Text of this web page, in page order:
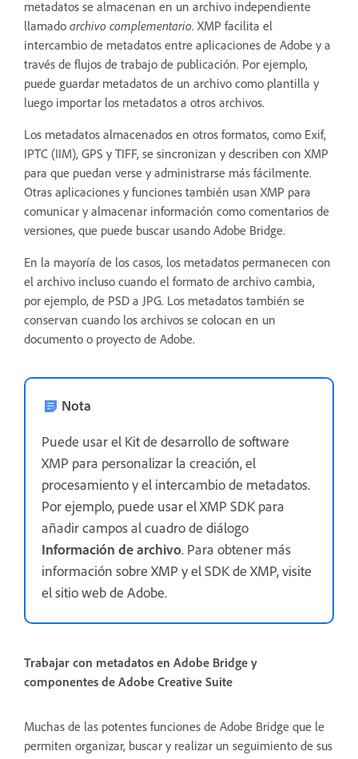
metadatos se almacenan en un archivo independiente
llamado archivo complementario. XMP facilita el
intercambio de metadatos entre aplicaciones de Adobe y a
través de flujos de trabajo de publicación. Por ejemplo,
puede guardar metadatos de un archivo como plantilla y
luego importar los metadatos a otros archivos.
Los metadatos almacenados en otros formatos, como Exif,
IPTC (IIM), GPS y TIFF, se sincronizan y describen con XMP
para que puedan verse y administrarse más fácilmente.
Otras aplicaciones y funciones también usan XMP para
comunicar y almacenar información como comentarios de
versiones, que puede buscar usando Adobe Bridge.
En la mayoría de los casos, los metadatos permanecen con
el archivo incluso cuando el formato de archivo cambia,
por ejemplo, de PSD a JPG. Los metadatos también se
conservan cuando los archivos se colocan en un
documento o proyecto de Adobe.
Nota
Puede usar el Kit de desarrollo de software
XMP para personalizar la creación, el
procesamiento y el intercambio de metadatos.
Por ejemplo, puede usar el XMP SDK para
añadir campos al cuadro de diálogo
Información de archivo. Para obtener más
información sobre XMP y el SDK de XMP, visite
el sitio web de Adobe.
Trabajar con metadatos en Adobe Bridge y
componentes de Adobe Creative Suite
Muchas de las potentes funciones de Adobe Bridge que le
permiten organizar, buscar y realizar un seguimiento de sus